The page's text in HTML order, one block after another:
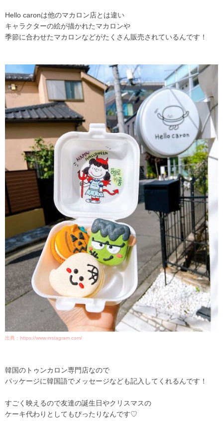
Hello caronは他のマカロン店とは違い
キャラクターの絵が描かれたマカロンや
季節に合わせたマカロンなどがたくさん販売されているんです！
出典：https://www.instagram.com/
韓国のトゥンカロン専門店なので
パッケージに韓国語でメッセージなども記入してくれるんです！
すごく映えるので友達の誕生日やクリスマスの
ケーキ代わりとしてもぴったりなんです♡